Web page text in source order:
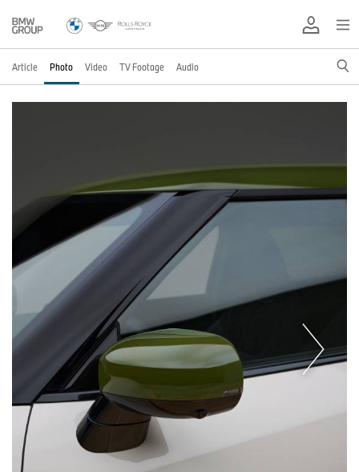
Article Photo Video TV Footage Audio